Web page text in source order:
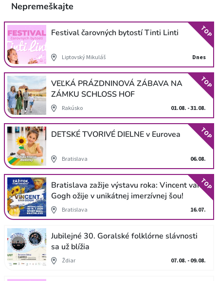
Nepremeškajte
Festival čarovných bytostí Tinti Linti
Liptovský Mikuláš Dnes
TOP
VEĽKÁ PRÁZDNINOVÁ ZÁBAVA NA
ZÁMKU SCHLOSS HOF
Rakúsko 01.08. - 31.08.
TOP
DETSKÉ TVORIVÉ DIELNE v Eurovea
Bratislava 06.08.
TOP
Bratislava zažije výstavu roka: Vincent van
Gogh ožije v unikátnej imerzívnej šou!
Bratislava 16.07.
TOP
Jubilejné 30. Goralské folklórne slávnosti
sa už blížia
Ždiar 07.08. - 09.08.